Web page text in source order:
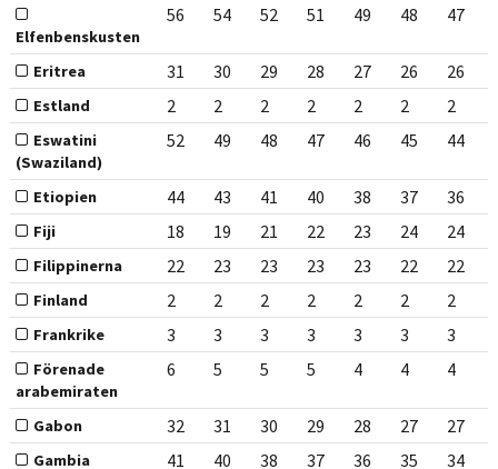
Elfenbenskusten
56 54 52 51 49 48 47
Eritrea 31 30 29 28 27 26 26
Estland 2 2 2 2 2 2 2
Eswatini
(Swaziland)
52 49 48 47 46 45 44
Etiopien 44 43 41 40 38 37 36
Fiji 18 19 21 22 23 24 24
Filippinerna 22 23 23 23 23 22 22
Finland 2 2 2 2 2 2 2
Frankrike 3 3 3 3 3 3 3
Förenade
arabemiraten
6 5 5 5 4 4 4
Gabon 32 31 30 29 28 27 27
Gambia 41 40 38 37 36 35 34